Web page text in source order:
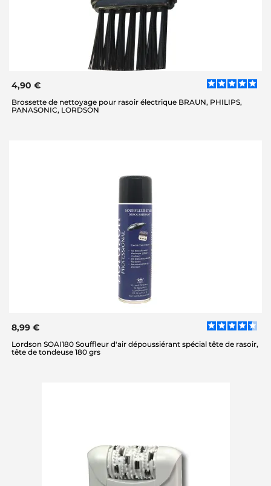
4,90 €
Brossette de nettoyage pour rasoir électrique BRAUN, PHILIPS,
PANASONIC, LORDSON
8,99 €
Lordson SOAI180 Souffleur d'air dépoussiérant spécial tête de rasoir,
tête de tondeuse 180 grs